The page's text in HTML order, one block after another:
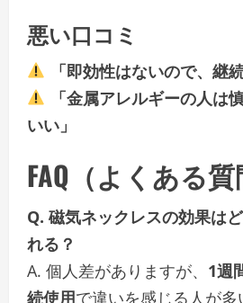
悪い口コミ
「即効性はないので、継
「金属アレルギーの人は
いい」
FAQ（よくある質
Q. 磁気ネックレスの効果は
れる？
A. 個人差がありますが、 1週
続使用で違いを感じる人が多